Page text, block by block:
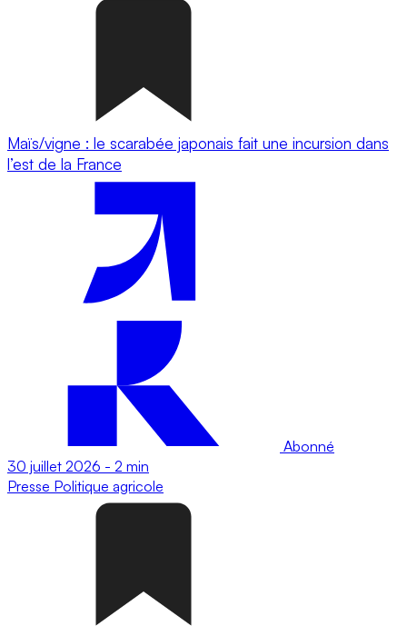
Maïs/vigne : le scarabée japonais fait une incursion dans
l’est de la France
Abonné
30 juillet 2026 - 2 min
Presse Politique agricole